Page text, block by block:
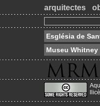
arquitectes
Església de
Museu Whitney